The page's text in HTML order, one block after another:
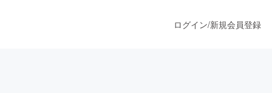
ログイン/新規会員登録